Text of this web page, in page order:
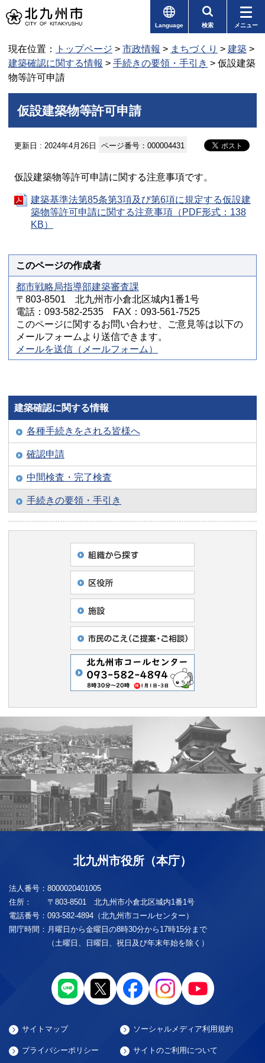
Language 検索 メニュー
現在位置： トップページ > 市政情報 > まちづくり > 建築 >
建築確認に関する情報 > 手続きの要領・手引き > 仮設建築
物等許可申請
仮設建築物等許可申請
更新日 : 2024年4月26日 ページ番号：000004431
仮設建築物等許可申請に関する注意事項です。
建築基準法第85条第3項及び第6項に規定する仮設建
築物等許可申請に関する注意事項（PDF形式：138
KB）
このページの作成者
都市戦略局指導部建築審査課
〒803-8501 北九州市小倉北区城内1番1号
電話：093-582-2535 FAX：093-561-7525
このページに関するお問い合わせ、ご意見等は以下の
メールフォームより送信できます。
メールを送信（メールフォーム）
建築確認に関する情報
各種手続きをされる皆様へ
確認申請
中間検査・完了検査
手続きの要領・手引き
北九州市役所（本庁）
法人番号： 8000020401005
住所：
〒803-8501 北九州市小倉北区城内1番1号
電話番号： 093-582-4894（北九州市コールセンター）
開庁時間： 月曜日から金曜日の8時30分から17時15分まで
（土曜日、日曜日、祝日及び年末年始を除く）
サイトマップ ソーシャルメディア利用規約
プライバシーポリシー サイトのご利用について